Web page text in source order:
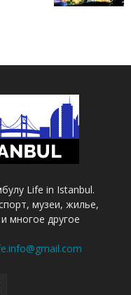
Life in Istanbul.
музеи, жилье,
многое другое